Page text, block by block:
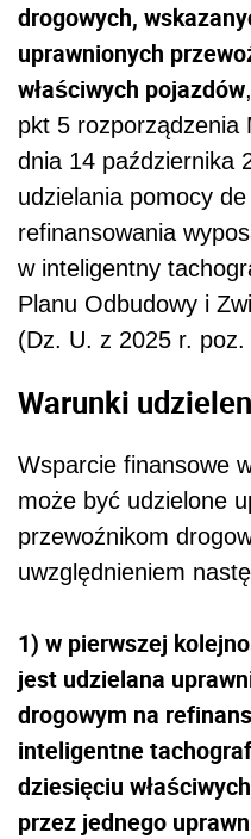
drogowych,
uprawnionych
właściwych pojazdów
pkt 5 rozporządzenia
dnia 14 października
udzielania pomocy
refinansowania
w inteligentny
Planu Odbudowy i
(Dz. U. z 2025 r. poz.
Warunki
Wsparcie finansowe
może być udzielone
przewoźnikom
uwzględnieniem
1) w pierwszej
jest udzielana
drogowym na
inteligentne
dziesięciu
przez jednego